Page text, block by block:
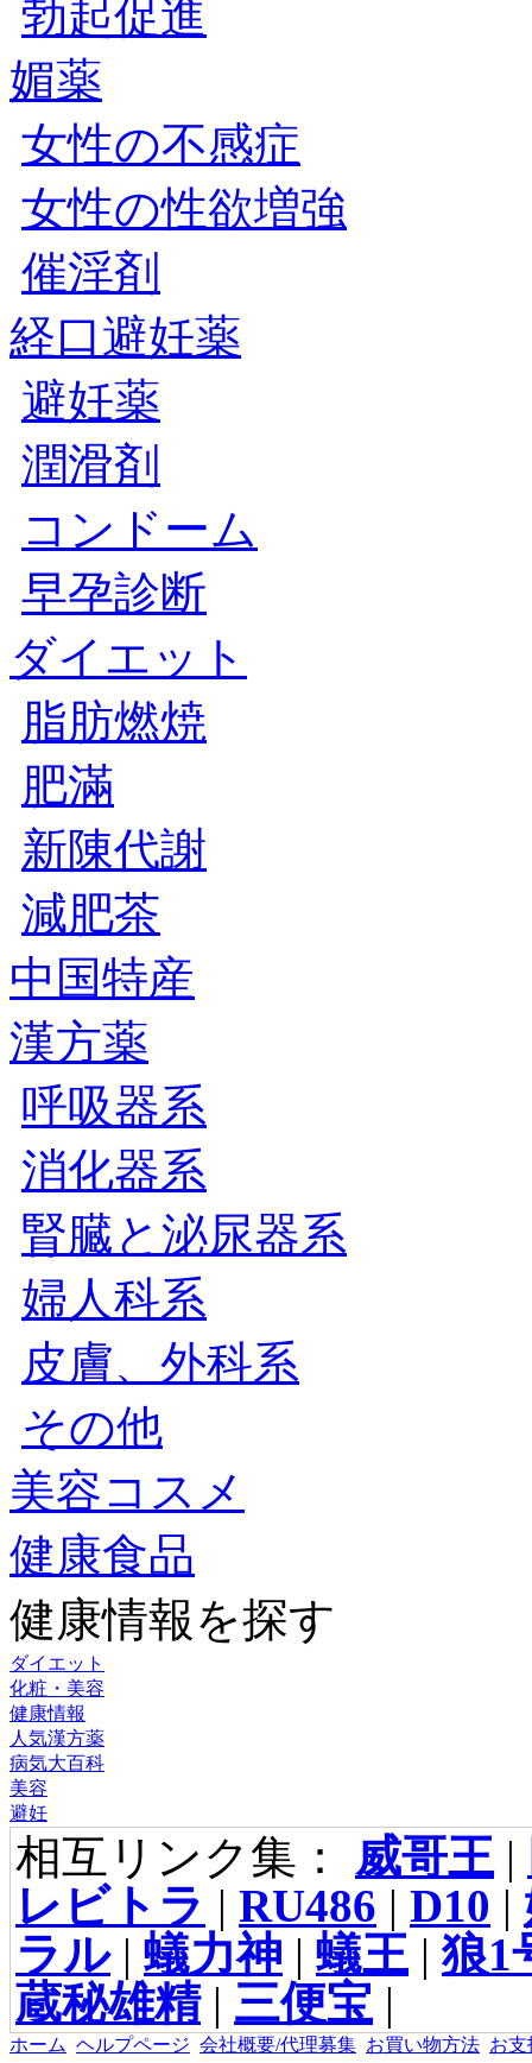
勃起促進
媚薬
女性の不感症
女性の性欲増強
催淫剤
経口避妊薬
避妊薬
潤滑剤
コンドーム
早孕診断
ダイエット
脂肪燃焼
肥滿
新陳代謝
減肥茶
中国特産
漢方薬
呼吸器系
消化器系
腎臓と泌尿器系
婦人科系
皮膚、外科系
その他
美容コスメ
健康食品
健康情報を探す
ダイエット
化粧・美容
健康情報
人気漢方薬
病気大百科
美容
避妊
相互リンク集： 威哥王|
レビトラ | RU486 | D10 |
ラル| 蟻力神 | 蟻王|狼1
蔵秘雄精| 三便宝 |
ホーム ヘルプページ 会社概要/代理募集 お買い物方法 お支